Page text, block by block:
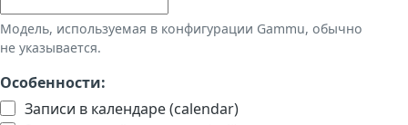
Модель, используемая в конфигурации Gammu, обычно
не указывается.
Особенности:
Записи в календаре (calendar)